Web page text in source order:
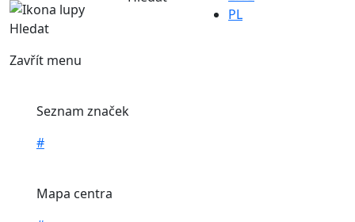
Hledat
PL
Zavřít menu
Seznam značek
#
Mapa centra